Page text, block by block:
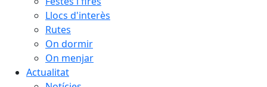
Llocs d'interès
Rutes
On dormir
On menjar
Actualitat